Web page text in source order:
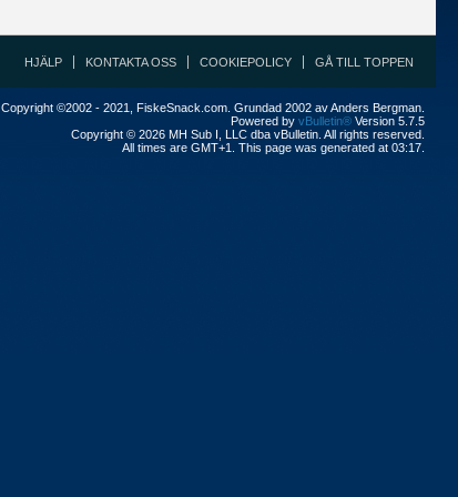
HJÄLP KONTAKTA OSS COOKIEPOLICY GÅ TILL TOPPEN
Copyright ©2002 - 2021, FiskeSnack.com. Grundad 2002 av Anders Bergman.
Powered by vBulletin® Version 5.7.5
Copyright © 2026 MH Sub I, LLC dba vBulletin. All rights reserved.
All times are GMT+1. This page was generated at 03:17.